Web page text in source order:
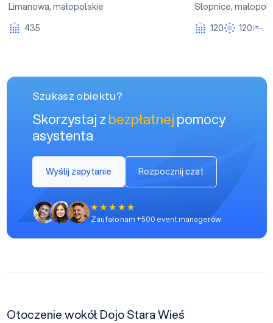
Limanowa,małopolskie
435
Słopnice,
120
120
Szukasz obiektu?
Skorzystaj zbezpłatnejpomocy
asystenta
Wyślij zapytanie Rozpocznij czat
Zaufało nam +500 event managerów
Otoczenie wokół Dojo Stara Wieś